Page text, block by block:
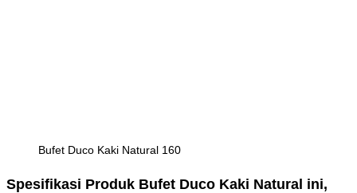
Bufet Duco Kaki Natural 160
Spesifikasi Produk Bufet Duco Kaki Natural ini,